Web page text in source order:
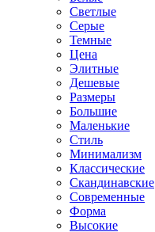
Светлые
Серые
Темные
Цена
Элитные
Дешевые
Размеры
Большие
Маленькие
Стиль
Минимализм
Классические
Скандинавские
Современные
Форма
Высокие